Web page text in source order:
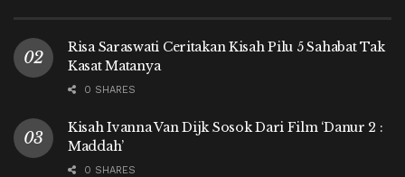
Risa Saraswati Ceritakan Kisah Pilu 5 Sahabat Tak
Kasat Matanya
0 SHARES
Kisah Ivanna Van Dijk Sosok Dari Film ‘Danur 2 :
Maddah’
0 SHARES